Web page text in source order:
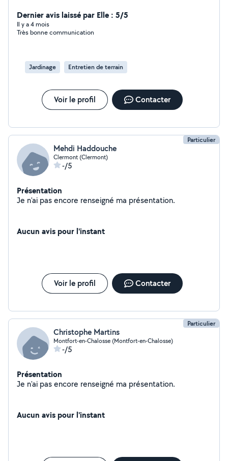
Dernier avis laissé par Elle : 5/5
Il y a 4 mois
Très bonne communication
Jardinage Entretien de terrain
Voir le profil Contacter
Particulier
Mehdi Haddouche
Clermont (Clermont)
-/5
Présentation
Je n'ai pas encore renseigné ma présentation.
Aucun avis pour l'instant
Voir le profil Contacter
Particulier
Christophe Martins
Montfort-en-Chalosse (Montfort-en-Chalosse)
-/5
Présentation
Je n'ai pas encore renseigné ma présentation.
Aucun avis pour l'instant